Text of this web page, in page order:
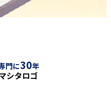
門に30年